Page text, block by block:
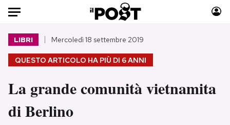
Auto
HOME
Italia
Politica
Moda
QUESTO ARTICOLO HA PIÙ DI 6 ANNI
LIBRI Mercoledì 18 settembre 2019
La grande comunità vietnamita
di Berlino